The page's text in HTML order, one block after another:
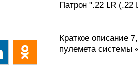
Патрон ".22 LR (.22
Краткое описание
пулемета системы